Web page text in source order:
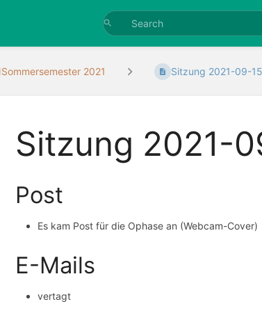
Sommersemester 2021 Sitzung 2021-09-15
Sitzung 2021-
Post
Es kam Post für die Ophase an (Webcam-Cover)
E-Mails
vertagt